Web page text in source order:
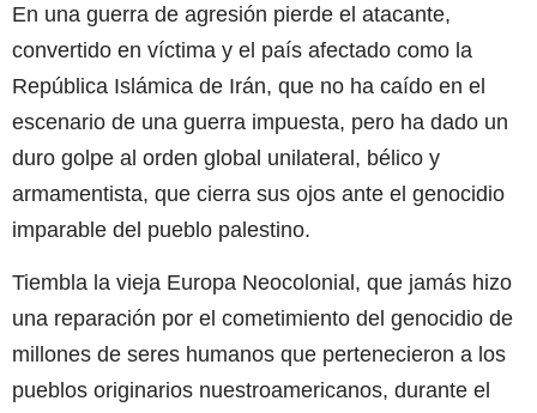
En una guerra de agresión pierde el atacante,
convertido en víctima y el país afectado como la
República Islámica de Irán, que no ha caído en el
escenario de una guerra impuesta, pero ha dado un
duro golpe al orden global unilateral, bélico y
armamentista, que cierra sus ojos ante el genocidio
imparable del pueblo palestino.
Tiembla la vieja Europa Neocolonial, que jamás hizo
una reparación por el cometimiento del genocidio de
millones de seres humanos que pertenecieron a los
pueblos originarios nuestroamericanos, durante el